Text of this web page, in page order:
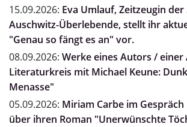
15.09.2026: Eva Umlauf, Zeitzeugin der
Auschwitz-Überlebende, stellt ihr
"Genau so fängt es an" vor.
08.09.2026: Werke eines Autors /
Literaturkreis mit Michael Keune:
Menasse"
05.09.2026: Miriam Carbe im
über ihren Roman "Unerwünschte